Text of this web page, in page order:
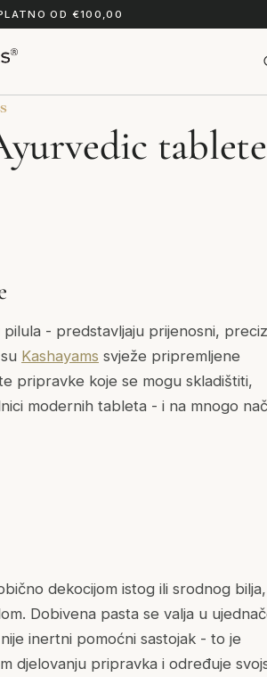
OD €100,00
- predstavljaju prijenosni,
Kashayams svježe pripremljene
pripravke koje se mogu skladištiti,
modernih tableta - i na mnogo
dekocijom istog ili srodnog bilja,
Dobivena pasta se valja u
inertni pomoćni sastojak - to je
djelovanju pripravka i određuje